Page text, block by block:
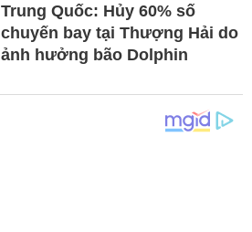
Trung Quốc: Hủy 60% số
chuyến bay tại Thượng Hải do
ảnh hưởng bão Dolphin